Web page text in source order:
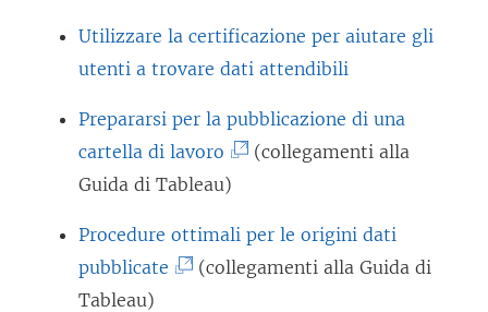
Utilizzare la certificazione per aiutare gli
utenti a trovare dati attendibili
Prepararsi per la pubblicazione di una
cartella di lavoro
I
c
o
(collegamenti alla
Guida di Tableau)
Procedure ottimali per le origini dati
pubblicate
(collegamenti alla Guida di
Tableau)